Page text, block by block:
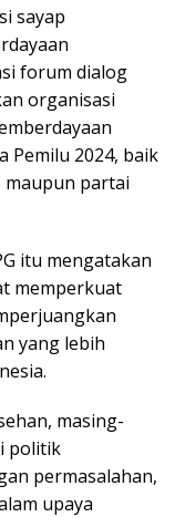
sayap
forum dialog
organisasi
Pemilu 2024, baik
maupun partai
itu mengatakan
memperkuat
yang lebih
masing-
politik
permasalahan,
upaya